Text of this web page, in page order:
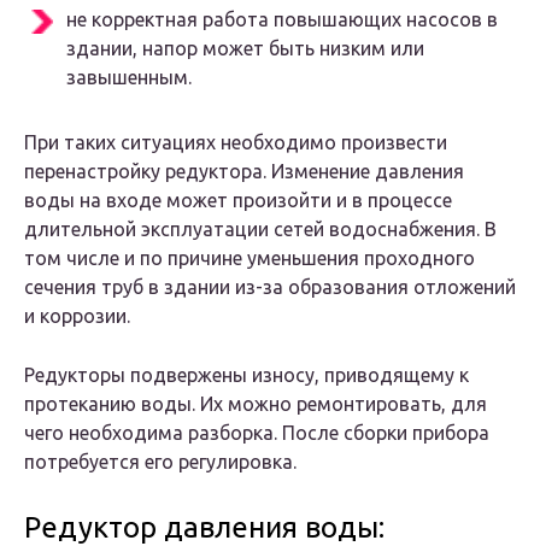
не корректная работа повышающих насосов в
здании, напор может быть низким или
завышенным.
При таких ситуациях необходимо произвести
перенастройку редуктора. Изменение давления
воды на входе может произойти и в процессе
длительной эксплуатации сетей водоснабжения. В
том числе и по причине уменьшения проходного
сечения труб в здании из-за образования отложений
и коррозии.
Редукторы подвержены износу, приводящему к
протеканию воды. Их можно ремонтировать, для
чего необходима разборка. После сборки прибора
потребуется его регулировка.
Редуктор давления воды: